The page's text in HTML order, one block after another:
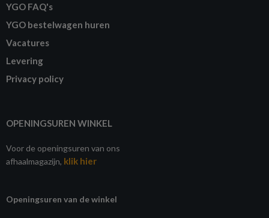
YGO FAQ's
YGO bestelwagen huren
Vacatures
Levering
Privacy policy
OPENINGSUREN WINKEL
Voor de openingsuren van ons
afhaalmagazijn, klik hier
Openingsuren van de winkel